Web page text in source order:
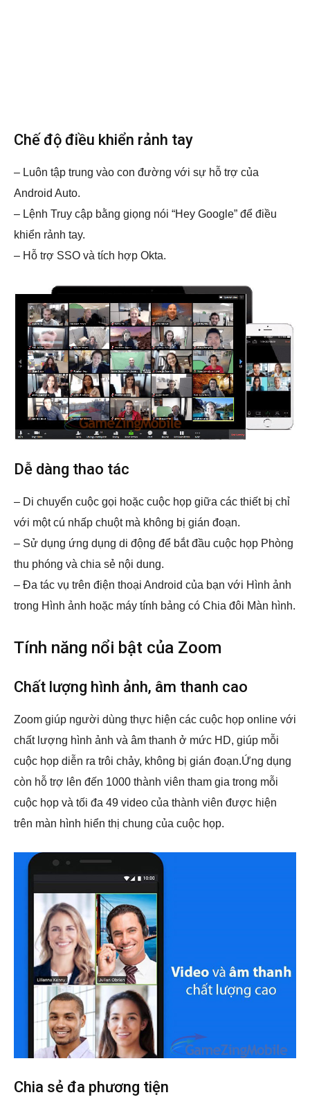
Chế độ điều khiển rảnh tay
– Luôn tập trung vào con đường với sự hỗ trợ của
Android Auto.
– Lệnh Truy cập bằng giọng nói “Hey Google” để điều
khiển rảnh tay.
– Hỗ trợ SSO và tích hợp Okta.
Dễ dàng thao tác
– Di chuyển cuộc gọi hoặc cuộc họp giữa các thiết bị chỉ
với một cú nhấp chuột mà không bị gián đoạn.
– Sử dụng ứng dụng di động để bắt đầu cuộc họp Phòng
thu phóng và chia sẻ nội dung.
– Đa tác vụ trên điện thoại Android của bạn với Hình ảnh
trong Hình ảnh hoặc máy tính bảng có Chia đôi Màn hình.
Tính năng nổi bật của Zoom
Chất lượng hình ảnh, âm thanh cao
Zoom giúp người dùng thực hiện các cuộc họp online với
chất lượng hình ảnh và âm thanh ở mức HD, giúp mỗi
cuộc họp diễn ra trôi chảy, không bị gián đoạn.Ứng dụng
còn hỗ trợ lên đến 1000 thành viên tham gia trong mỗi
cuộc họp và tối đa 49 video của thành viên được hiện
trên màn hình hiển thị chung của cuộc họp.
Chia sẻ đa phương tiện